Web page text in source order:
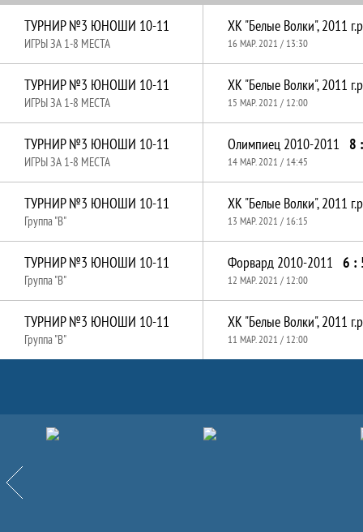
ТУРНИР №3 ЮНОШИ 10-11
ИГРЫ ЗА 1-8 МЕСТА
ХК "Белые Волки", 2011
16 МАР. 2021 / 13:30
ТУРНИР №3 ЮНОШИ 10-11
ИГРЫ ЗА 1-8 МЕСТА
ХК "Белые Волки", 2011
15 МАР. 2021 / 12:00
ТУРНИР №3 ЮНОШИ 10-11
ИГРЫ ЗА 1-8 МЕСТА
Олимпиец 2010-2011 8
14 МАР. 2021 / 14:45
ТУРНИР №3 ЮНОШИ 10-11
Группа "B"
ХК "Белые Волки", 2011
13 МАР. 2021 / 16:15
ТУРНИР №3 ЮНОШИ 10-11
Группа "B"
Форвард 2010-2011 6 :
12 МАР. 2021 / 12:00
ТУРНИР №3 ЮНОШИ 10-11
Группа "B"
ХК "Белые Волки", 2011
11 МАР. 2021 / 12:00
Назад
Партнёры